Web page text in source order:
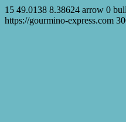
15 49.0138 8.38624 arrow 0
https://gourmino-express.com